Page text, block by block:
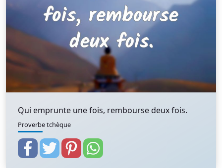
Qui emprunte une fois, rembourse deux fois.
Proverbe tchèque